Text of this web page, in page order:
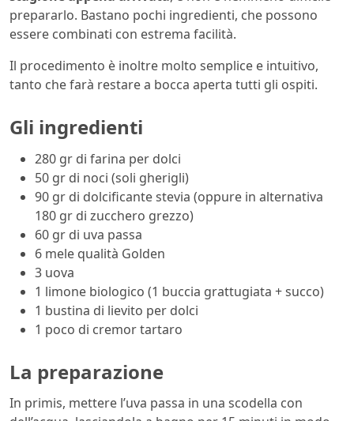
prepararlo. Bastano pochi ingredienti, che possono
essere combinati con estrema facilità.
Il procedimento è inoltre molto semplice e intuitivo,
tanto che farà restare a bocca aperta tutti gli ospiti.
Gli ingredienti
280 gr di farina per dolci
50 gr di noci (soli gherigli)
90 gr di dolcificante stevia (oppure in alternativa
180 gr di zucchero grezzo)
60 gr di uva passa
6 mele qualità Golden
3 uova
1 limone biologico (1 buccia grattugiata + succo)
1 bustina di lievito per dolci
1 poco di cremor tartaro
La preparazione
In primis, mettere l’uva passa in una scodella con